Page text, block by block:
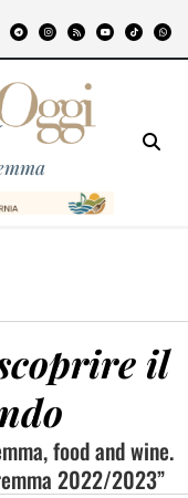
il
food and wine.
2022/2023”